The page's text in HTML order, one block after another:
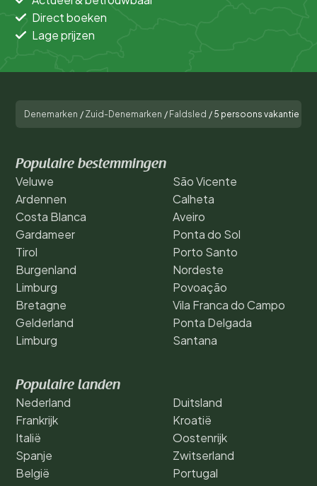
Direct boeken
Lage prijzen
Denemarken / Zuid-Denemarken / Faldsled / 5 persoons vakantie
Populaire bestemmingen
Veluwe
Ardennen
Costa Blanca
Gardameer
Tirol
Burgenland
Limburg
Bretagne
Gelderland
Limburg
São Vicente
Calheta
Aveiro
Ponta do Sol
Porto Santo
Nordeste
Povoação
Vila Franca do Campo
Ponta Delgada
Santana
Populaire landen
Nederland
Frankrijk
Italië
Spanje
België
Duitsland
Kroatië
Oostenrijk
Zwitserland
Portugal